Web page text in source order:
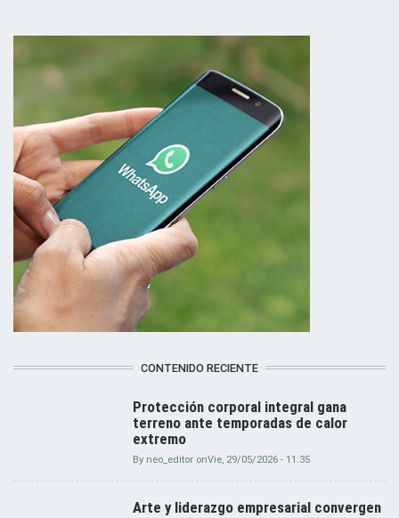
CONTENIDO RECIENTE
Protección corporal integral gana
terreno ante temporadas de calor
extremo
By neo_editor onVie, 29/05/2026 - 11:35
Arte y liderazgo empresarial convergen